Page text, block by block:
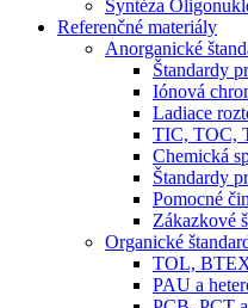
Syntéza
Referenčné materiály
Anorganické
Štandardy
Iónová
Ladiace
TIC, TOC,
Chemická
Štandardy
Pomocné
Zákazkové
Organické
TOL,
PAU a